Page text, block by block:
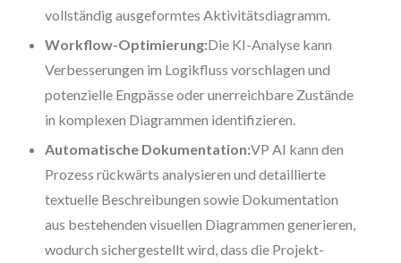
vollständig ausgeformtes Aktivitätsdiagramm.
Workflow-Optimierung:Die KI-Analyse kann
Verbesserungen im Logikfluss vorschlagen und
potenzielle Engpässe oder unerreichbare Zustände
in komplexen Diagrammen identifizieren.
Automatische Dokumentation:VP AI kann den
Prozess rückwärts analysieren und detaillierte
textuelle Beschreibungen sowie Dokumentation
aus bestehenden visuellen Diagrammen generieren,
wodurch sichergestellt wird, dass die Projekt-